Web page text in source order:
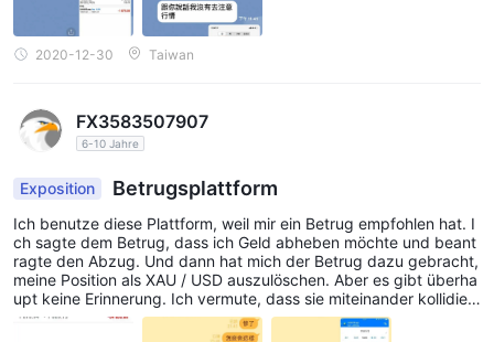
2020-12-30 Taiwan
FX3583507907
6-10 Jahre
Exposition Betrugsplattform
Ich benutze diese Plattform, weil mir ein Betrug empfohlen hat. I
ch sagte dem Betrug, dass ich Geld abheben möchte und beant
ragte den Abzug. Und dann hat mich der Betrug dazu gebracht,
meine Position als XAU / USD auszulöschen. Aber es gibt überha
upt keine Erinnerung. Ich vermute, dass sie miteinander kollidier
en